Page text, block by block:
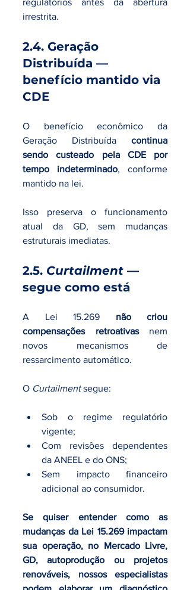
regulatórios antes da abertura
irrestrita.
2.4. Geração
Distribuída —
benefício mantido via
CDE
O benefício econômico da
Geração Distribuída continua
sendo custeado pela CDE por
tempo indeterminado, conforme
mantido na lei.
Isso preserva o funcionamento
atual da GD, sem mudanças
estruturais imediatas.
2.5. Curtailment —
segue como está
A Lei 15.269 não criou
compensações retroativas nem
novos mecanismos de
ressarcimento automático.
O Curtailment segue:
Sob o regime regulatório
vigente;
Com revisões dependentes
da ANEEL e do ONS;
Sem impacto financeiro
adicional ao consumidor.
Se quiser entender como as
mudanças da Lei 15.269 impactam
sua operação, no Mercado Livre,
GD, autoprodução ou projetos
renováveis, nossos especialistas